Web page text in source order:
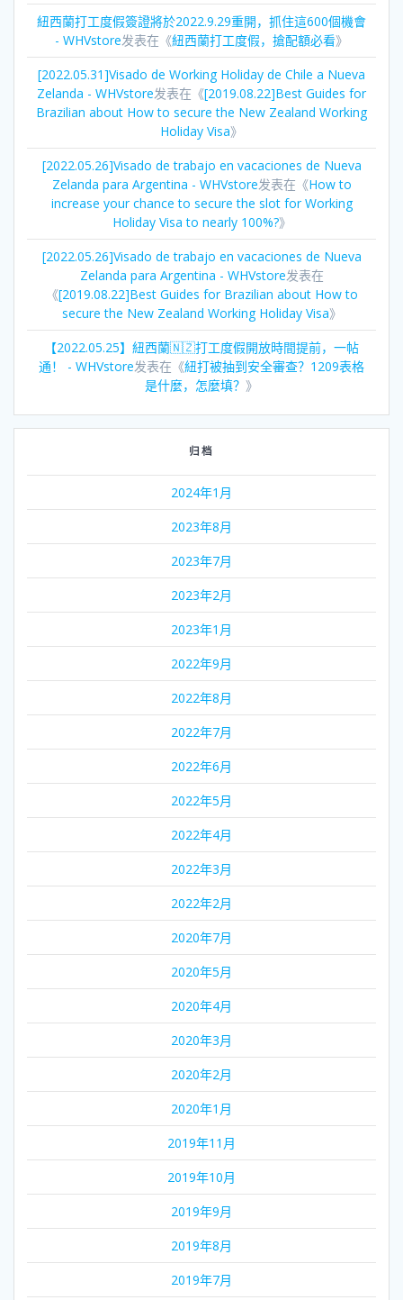
紐西蘭打工度假簽證將於2022.9.29重開，抓住這600個機會
- WHVstore发表在《紐西蘭打工度假，搶配額必看》
[2022.05.31]Visado de Working Holiday de Chile a Nueva
Zelanda - WHVstore发表在《[2019.08.22]Best Guides for
Brazilian about How to secure the New Zealand Working
Holiday Visa》
[2022.05.26]Visado de trabajo en vacaciones de Nueva
Zelanda para Argentina - WHVstore发表在《How to
increase your chance to secure the slot for Working
Holiday Visa to nearly 100%?》
[2022.05.26]Visado de trabajo en vacaciones de Nueva
Zelanda para Argentina - WHVstore发表在
《[2019.08.22]Best Guides for Brazilian about How to
secure the New Zealand Working Holiday Visa》
【2022.05.25】紐西蘭🇳🇿打工度假開放時間提前，一帖
通！ - WHVstore发表在《紐打被抽到安全審查？1209表格
是什麼，怎麼填？ 》
归档
2024年1月
2023年8月
2023年7月
2023年2月
2023年1月
2022年9月
2022年8月
2022年7月
2022年6月
2022年5月
2022年4月
2022年3月
2022年2月
2020年7月
2020年5月
2020年4月
2020年3月
2020年2月
2020年1月
2019年11月
2019年10月
2019年9月
2019年8月
2019年7月